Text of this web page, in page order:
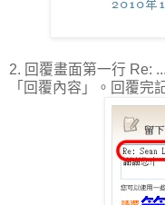
2. 回覆畫面第一行 Re:
「回覆內容」。回覆完